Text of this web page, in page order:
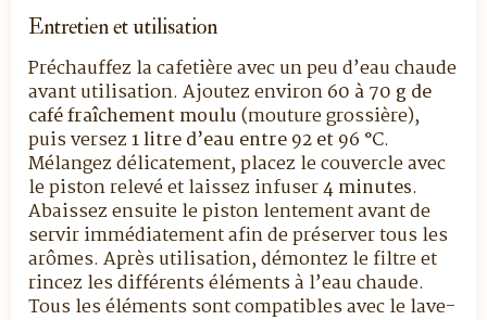
Entretien et utilisation
Préchauffez la cafetière avec un peu d’eau chaude
avant utilisation. Ajoutez environ60 à 70 g de
café fraîchement moulu(mouture grossière),
puis versez1 litre d’eau entre 92 et 96 °C.
Mélangez délicatement, placez le couvercle avec
le piston relevé et laissez infuser4 minutes.
Abaissez ensuite le piston lentement avant de
servir immédiatement afin de préserver tous les
arômes. Après utilisation, démontez le filtre et
rincez les différents éléments à l’eau chaude.
Tous les éléments sont compatibles avec le lave-